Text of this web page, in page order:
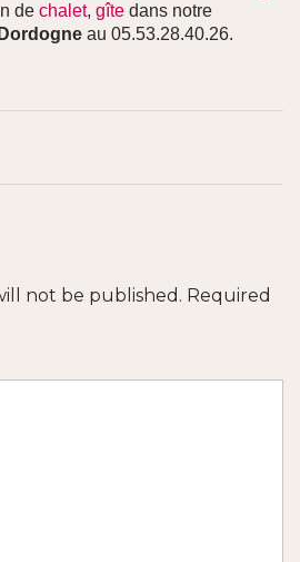
de chalet, gîte dans notre
au 05.53.28.40.26.
not be published. Required